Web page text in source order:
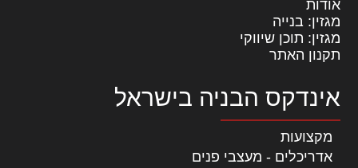
אודות
מגזין: בנייה
מגזין: תוכן שיווקי
תקנון האתר
אינדקס הבניה בישראל
מקצועות
אדריכלים - מעצבי פנים